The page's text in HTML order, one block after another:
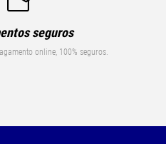
seguros
online, 100% seguros.